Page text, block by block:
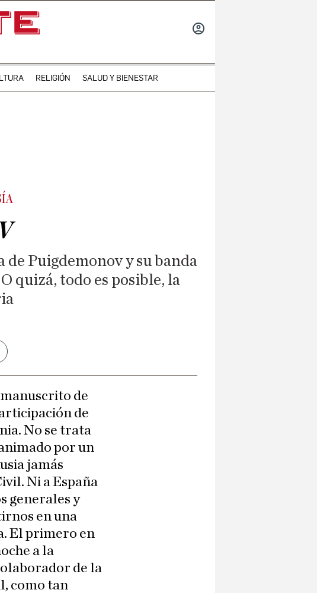
RELIGIÓN SALUD Y BIENESTAR
Puigdemonov y su banda
quizá, todo es posible, la
de
de
No se trata
por un
jamás
Ni a España
generales y
en una
El primero en
a la
de la
como tan